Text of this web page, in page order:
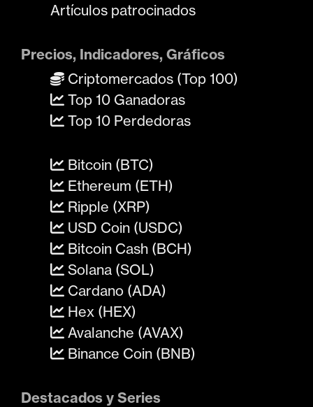
Artículos patrocinados
Precios, Indicadores, Gráficos
Criptomercados (Top 100)
Top 10 Ganadoras
Top 10 Perdedoras
Bitcoin (BTC)
Ethereum (ETH)
Ripple (XRP)
USD Coin (USDC)
Bitcoin Cash (BCH)
Solana (SOL)
Cardano (ADA)
Hex (HEX)
Avalanche (AVAX)
Binance Coin (BNB)
Destacados y Series